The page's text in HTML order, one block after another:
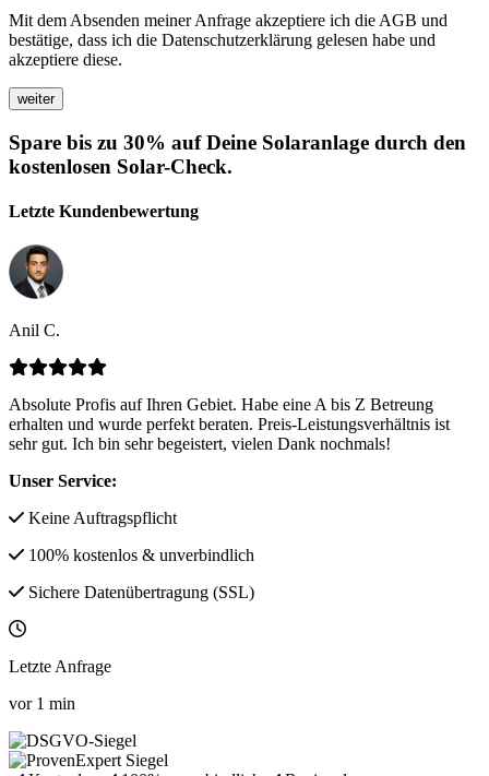
Mit dem Absenden meiner Anfrage akzeptiere ich die AGB und
bestätige, dass ich die Datenschutzerklärung gelesen habe und
akzeptiere diese.
Spare bis zu 30% auf Deine Solaranlage durch den
kostenlosen Solar-Check.
Letzte Kundenbewertung
Anil C.
Absolute Profis auf Ihren Gebiet. Habe eine A bis Z Betreung
erhalten und wurde perfekt beraten. Preis-Leistungsverhältnis ist
sehr gut. Ich bin sehr begeistert, vielen Dank nochmals!
Unser Service:
Keine Auftragspflicht
100% kostenlos & unverbindlich
Sichere Datenübertragung (SSL)
Letzte Anfrage
vor 1 min